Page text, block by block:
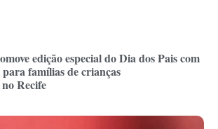
edição especial do Dia dos Pais com
famílias de crianças
Recife